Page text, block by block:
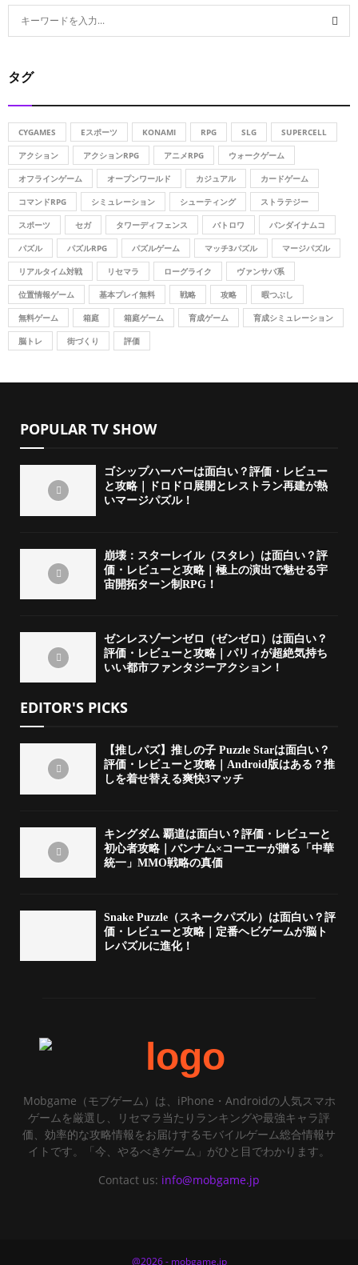
c
r
:
H
タグ
CYGAMES Eスポーツ KONAMI RPG SLG SUPERCELL
アクション アクションRPG アニメRPG ウォークゲーム
オフラインゲーム オープンワールド カジュアル カードゲーム
コマンドRPG シミュレーション シューティング ストラテジー
スポーツ セガ タワーディフェンス バトロワ バンダイナムコ
パズル パズルRPG パズルゲーム マッチ3パズル マージパズル
リアルタイム対戦 リセマラ ローグライク ヴァンサバ系
位置情報ゲーム 基本プレイ無料 戦略 攻略 暇つぶし
無料ゲーム 箱庭 箱庭ゲーム 育成ゲーム 育成シミュレーション
脳トレ 街づくり 評価
POPULAR TV SHOW
ゴシップハーバーは面白い？評価・レビュー
と攻略｜ドロドロ展開とレストラン再建が熱
いマージパズル！
崩壊：スターレイル（スタレ）は面白い？評
価・レビューと攻略｜極上の演出で魅せる宇
宙開拓ターン制RPG！
ゼンレスゾーンゼロ（ゼンゼロ）は面白い？
評価・レビューと攻略｜パリィが超絶気持ち
いい都市ファンタジーアクション！
EDITOR'S PICKS
【推しパズ】推しの子 Puzzle Starは面白い？
評価・レビューと攻略｜Android版はある？推
しを着せ替える爽快3マッチ
キングダム 覇道は面白い？評価・レビューと
初心者攻略｜バンナム×コーエーが贈る「中華
統一」MMO戦略の真価
Snake Puzzle（スネークパズル）は面白い？評
価・レビューと攻略｜定番ヘビゲームが脳ト
レパズルに進化！
Mobgame（モブゲーム）は、iPhone・Androidの人気スマホ
ゲームを厳選し、リセマラ当たりランキングや最強キャラ評
価、効率的な攻略情報をお届けするモバイルゲーム総合情報サ
イトです。「今、やるべきゲーム」がひと目でわかります。
Contact us: info@mobgame.jp
@2026 - mobgame.jp